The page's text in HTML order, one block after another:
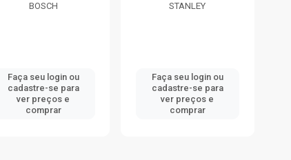
BOSCH
Faça seu login ou
cadastre-se para
ver preços e
comprar
STANLEY
Faça seu login ou
cadastre-se para
ver preços e
comprar